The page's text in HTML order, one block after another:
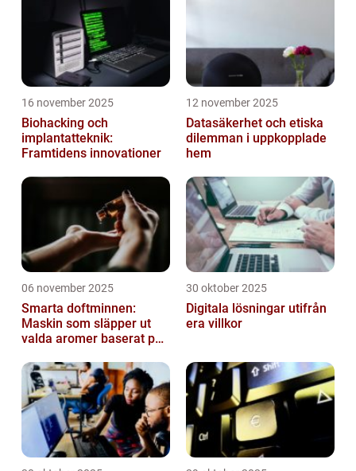
16 november 2025
Biohacking och
implantatteknik:
Framtidens innovationer
12 november 2025
Datasäkerhet och etiska
dilemman i uppkopplade
hem
06 november 2025
Smarta doftminnen:
Maskin som släpper ut
valda aromer baserat på
30 oktober 2025
Digitala lösningar utifrån
era villkor